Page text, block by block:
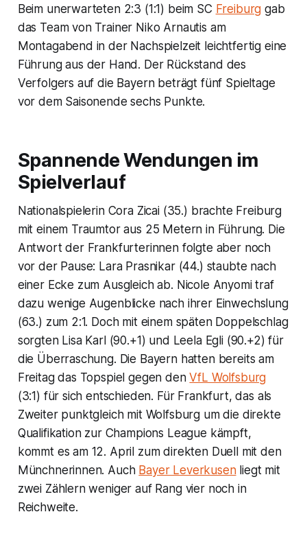
Beim unerwarteten 2:3 (1:1) beim SC Freiburg gab
das Team von Trainer Niko Arnautis am
Montagabend in der Nachspielzeit leichtfertig eine
Führung aus der Hand. Der Rückstand des
Verfolgers auf die Bayern beträgt fünf Spieltage
vor dem Saisonende sechs Punkte.
Spannende Wendungen im
Spielverlauf
Nationalspielerin Cora Zicai (35.) brachte Freiburg
mit einem Traumtor aus 25 Metern in Führung. Die
Antwort der Frankfurterinnen folgte aber noch
vor der Pause: Lara Prasnikar (44.) staubte nach
einer Ecke zum Ausgleich ab. Nicole Anyomi traf
dazu wenige Augenblicke nach ihrer Einwechslung
(63.) zum 2:1. Doch mit einem späten Doppelschlag
sorgten Lisa Karl (90.+1) und Leela Egli (90.+2) für
die Überraschung. Die Bayern hatten bereits am
Freitag das Topspiel gegen denVfL Wolfsburg
(3:1) für sich entschieden. Für Frankfurt, das als
Zweiter punktgleich mit Wolfsburg um die direkte
Qualifikation zur Champions League kämpft,
kommt es am 12. April zum direkten Duell mit den
Münchnerinnen. Auch Bayer Leverkusenliegt mit
zwei Zählern weniger auf Rang vier noch in
Reichweite.